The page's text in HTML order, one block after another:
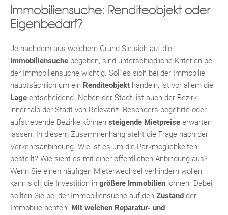
Immobiliensuche: Renditeobjekt oder
Eigenbedarf?
Je nachdem aus welchem Grund Sie sich auf die
Immobiliensuche begeben, sind unterschiedliche Kriterien bei
der Immobiliensuche wichtig. Soll es sich bei der Immobilie
hauptsächlich um ein Renditeobjekt handeln, ist vor allem die
Lage entscheidend. Neben der Stadt, ist auch der Bezirk
innerhalb der Stadt von Relevanz. Besonders begehrte oder
aufstrebende Bezirke können steigende Mietpreise erwarten
lassen. In diesem Zusammenhang steht die Frage nach der
Verkehrsanbindung. Wie ist es um die Parkmöglichkeiten
bestellt? Wie sieht es mit einer öffentlichen Anbindung aus?
Wenn Sie einen häufigen Mieterwechsel verhindern wollen,
kann sich die Investition in größere Immobilien lohnen. Dabei
sollten Sie bei der Immobiliensuche auf den Zustand der
Immobilie achten. Mit welchen Reparatur- und